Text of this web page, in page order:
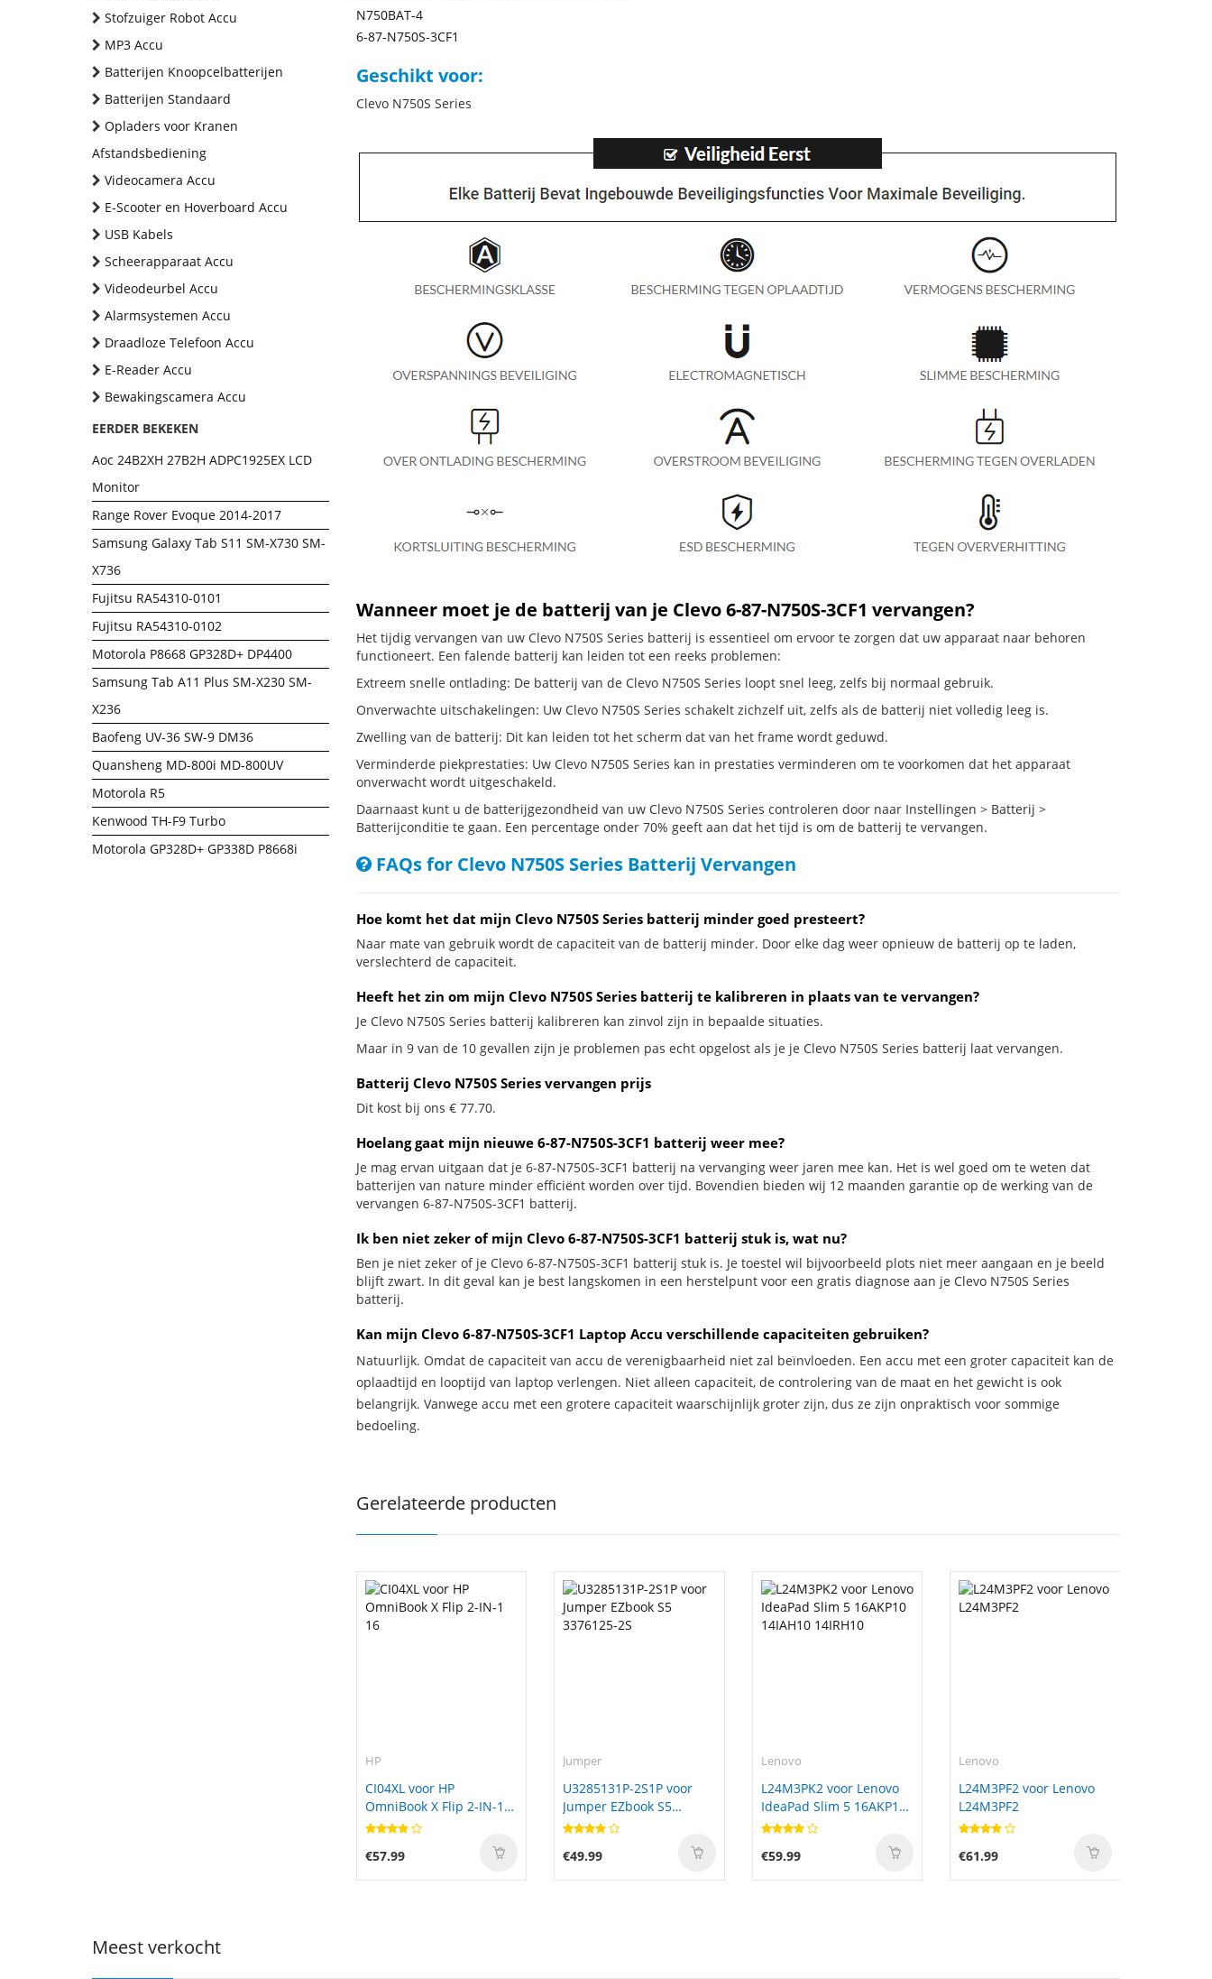
Stofzuiger Robot Accu
MP3 Accu
Batterijen Knoopcelbatterijen
Batterijen Standaard
Opladers voor Kranen
Afstandsbediening
Videocamera Accu
E-Scooter en Hoverboard Accu
USB Kabels
Scheerapparaat Accu
Videodeurbel Accu
Alarmsystemen Accu
Draadloze Telefoon Accu
E-Reader Accu
Bewakingscamera Accu
EERDER BEKEKEN
Aoc 24B2XH 27B2H ADPC1925EX LCD
Monitor
Range Rover Evoque 2014-2017
Samsung Galaxy Tab S11 SM-X730 SM-
X736
Fujitsu RA54310-0101
Fujitsu RA54310-0102
Motorola P8668 GP328D+ DP4400
Samsung Tab A11 Plus SM-X230 SM-
X236
Baofeng UV-36 SW-9 DM36
Quansheng MD-800i MD-800UV
Motorola R5
Kenwood TH-F9 Turbo
Motorola GP328D+ GP338D P8668i
N750BAT-4
6-87-N750S-3CF1
Geschikt voor:
Clevo N750S Series
Wanneer moet je de batterij van je Clevo 6-87-N750S-3CF1 vervangen?
Het tijdig vervangen van uw Clevo N750S Series batterij is essentieel om ervoor te zorgen dat uw apparaat naar behoren
functioneert. Een falende batterij kan leiden tot een reeks problemen:
Extreem snelle ontlading: De batterij van de Clevo N750S Series loopt snel leeg, zelfs bij normaal gebruik.
Onverwachte uitschakelingen: Uw Clevo N750S Series schakelt zichzelf uit, zelfs als de batterij niet volledig leeg is.
Zwelling van de batterij: Dit kan leiden tot het scherm dat van het frame wordt geduwd.
Verminderde piekprestaties: Uw Clevo N750S Series kan in prestaties verminderen om te voorkomen dat het apparaat
onverwacht wordt uitgeschakeld.
Daarnaast kunt u de batterijgezondheid van uw Clevo N750S Series controleren door naar Instellingen > Batterij >
Batterijconditie te gaan. Een percentage onder 70% geeft aan dat het tijd is om de batterij te vervangen.
FAQs for Clevo N750S Series Batterij Vervangen
Hoe komt het dat mijn Clevo N750S Series batterij minder goed presteert?
Naar mate van gebruik wordt de capaciteit van de batterij minder. Door elke dag weer opnieuw de batterij op te laden,
verslechterd de capaciteit.
Heeft het zin om mijn Clevo N750S Series batterij te kalibreren in plaats van te vervangen?
Je Clevo N750S Series batterij kalibreren kan zinvol zijn in bepaalde situaties.
Maar in 9 van de 10 gevallen zijn je problemen pas echt opgelost als je je Clevo N750S Series batterij laat vervangen.
Batterij Clevo N750S Series vervangen prijs
Dit kost bij ons € 77.70.
Hoelang gaat mijn nieuwe 6-87-N750S-3CF1 batterij weer mee?
Je mag ervan uitgaan dat je 6-87-N750S-3CF1 batterij na vervanging weer jaren mee kan. Het is wel goed om te weten dat
batterijen van nature minder efficiënt worden over tijd. Bovendien bieden wij 12 maanden garantie op de werking van de
vervangen 6-87-N750S-3CF1 batterij.
Ik ben niet zeker of mijn Clevo 6-87-N750S-3CF1 batterij stuk is, wat nu?
Ben je niet zeker of je Clevo 6-87-N750S-3CF1 batterij stuk is. Je toestel wil bijvoorbeeld plots niet meer aangaan en je beeld
blijft zwart. In dit geval kan je best langskomen in een herstelpunt voor een gratis diagnose aan je Clevo N750S Series
batterij.
Kan mijn Clevo 6-87-N750S-3CF1 Laptop Accu verschillende capaciteiten gebruiken?
Natuurlijk. Omdat de capaciteit van accu de verenigbaarheid niet zal beïnvloeden. Een accu met een groter capaciteit kan de
oplaadtijd en looptijd van laptop verlengen. Niet alleen capaciteit, de controlering van de maat en het gewicht is ook
belangrijk. Vanwege accu met een grotere capaciteit waarschijnlijk groter zijn, dus ze zijn onpraktisch voor sommige
bedoeling.
Gerelateerde producten
HP
CI04XL voor HP
OmniBook X Flip 2-IN-1
16
€57.99
Jumper
U3285131P-2S1P voor
Jumper EZbook S5
3376125-2S
€49.99
Lenovo
L24M3PK2 voor Lenovo
IdeaPad Slim 5 16AKP10
14IAH10 14IRH10
€59.99
Lenovo
L24M3PF2 voor Lenovo
L24M3PF2
€61.99
Meest verkocht